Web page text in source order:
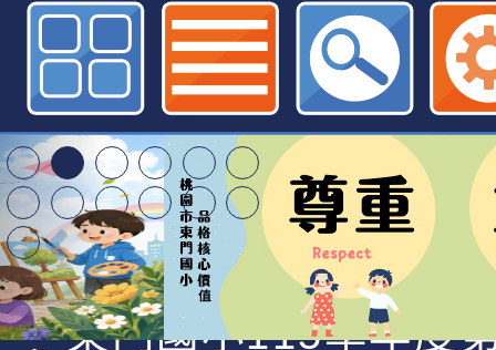
「大台北地區2025第十九屆辭修
力競賽」-桃園市東門國小全球資訊
東門國小115學年度
梯特教代課教師甄選
東門國小115學年度